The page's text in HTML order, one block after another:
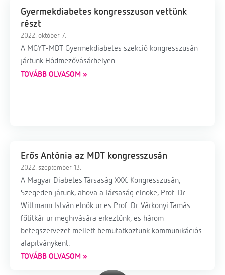
Gyermekdiabetes kongresszuson vettünk
részt
2022. október 7.
A MGYT-MDT Gyermekdiabetes szekció kongresszusán
jártunk Hódmezővásárhelyen.
TOVÁBB OLVASOM »
Erős Antónia az MDT kongresszusán
2022. szeptember 13.
A Magyar Diabetes Társaság XXX. Kongresszusán,
Szegeden járunk, ahova a Társaság elnöke, Prof. Dr.
Wittmann István elnök úr és Prof. Dr. Várkonyi Tamás
főtitkár úr meghívására érkeztünk, és három
betegszervezet mellett bemutatkoztunk kommunikációs
alapítványként.
TOVÁBB OLVASOM »